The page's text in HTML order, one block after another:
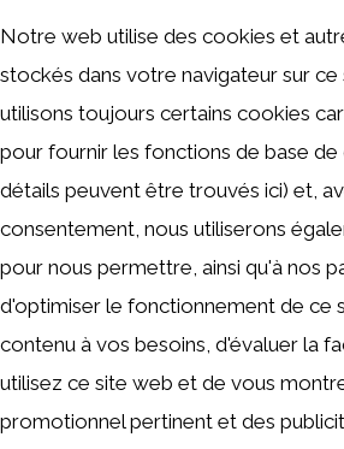
Notre web utilise des cookies et
stockés dans votre navigateur sur
utilisons toujours certains cookies
pour fournir les fonctions de base
détails peuvent être trouvés ici) et,
consentement, nous utiliserons
pour nous permettre, ainsi qu'à nos
d'optimiser le fonctionnement de ce
contenu à vos besoins, d'évaluer la
utilisez ce site web et de vous
promotionnel pertinent et des